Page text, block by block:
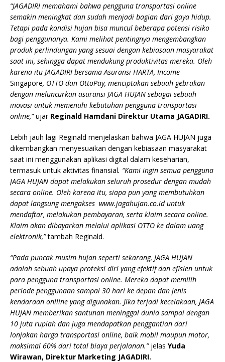
“JAGADIRI memahami bahwa pengguna transportasi online
semakin meningkat dan sudah menjadi bagian dari gaya hidup.
Tetapi pada kondisi hujan bisa muncul beberapa potensi risiko
bagi penggunanya. Kami melihat pentingnya mengembangkan
produk perlindungan yang sesuai dengan kebiasaan masyarakat
saat ini, sehingga dapat mendukung produktivitas mereka. Oleh
karena itu JAGADIRI bersama Asuransi HARTA, Income
Singapore, OTTO dan OttoPay, menciptakan sebuah gebrakan
dengan meluncurkan asuransi JAGA HUJAN sebagai sebuah
inovasi untuk memenuhi kebutuhan pengguna transportasi
online,”ujar Reginald Hamdani Direktur Utama JAGADIRI.
Lebih jauh lagi Reginald menjelaskan bahwa JAGA HUJAN juga
dikembangkan menyesuaikan dengan kebiasaan masyarakat
saat ini menggunakan aplikasi digital dalam keseharian,
termasuk untuk aktivitas finansial. “Kami ingin semua pengguna
JAGA HUJAN dapat melakukan seluruh prosedur dengan mudah
secara online. Oleh karena itu, siapa pun yang membutuhkan
dapat langsung mengakses www.jagahujan.co.iduntuk
mendaftar, melakukan pembayaran, serta klaim secara online.
Klaim akan dibayarkan melalui aplikasi OTTO ke dalam uang
elektronik,”tambah Reginald.
“Pada puncak musim hujan seperti sekarang, JAGA HUJAN
adalah sebuah upaya proteksi diri yang efektif dan efisien untuk
para pengguna transportasi online. Mereka dapat memilih
periode penggunaan sampai 30 hari ke depan dan jenis
kendaraan onlline yang digunakan. Jika terjadi kecelakaan, JAGA
HUJAN memberikan santunan meninggal dunia sampai dengan
10 juta rupiah dan juga mendapatkan penggantian dari
lonjakan harga transportasi online, baik mobil maupun motor,
maksimal 60% dari total biaya perjalanan.” jelas Yuda
Wirawan, Direktur Marketing JAGADIRI.